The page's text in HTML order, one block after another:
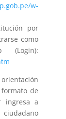
w-
por
como
de
ingresa a